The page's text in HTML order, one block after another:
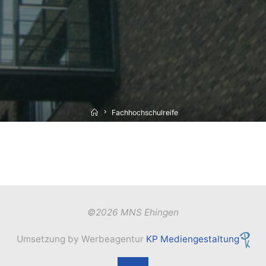
HomeFachhochschulreife
©2026 MNS Ehingen
Umsetzung by Werbeagentur KP Mediengestaltung